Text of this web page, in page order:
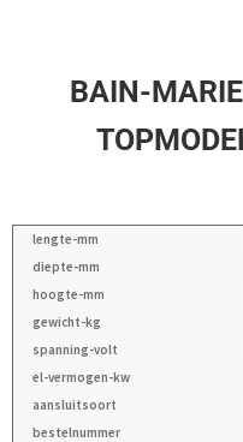
BAIN-
lengte-mm
diepte-mm
hoogte-mm
gewicht-kg
spanning-volt
el-vermogen-kw
aansluitsoort
bestelnummer